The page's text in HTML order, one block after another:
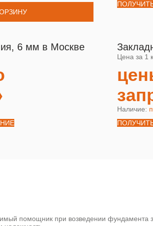
6 мм в Москве
Цена за 1
Наличие:
помощник при возведении фундамента